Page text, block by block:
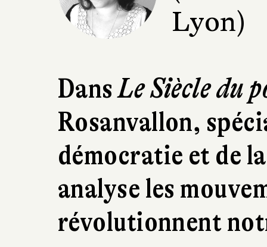
Lyon)
DansLe Siècle du
Rosanvallon,
démocratie et de
analyse les
révolutionnent